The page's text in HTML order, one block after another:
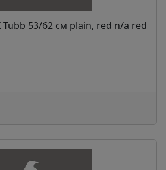
53/62 см plain, red n/a red